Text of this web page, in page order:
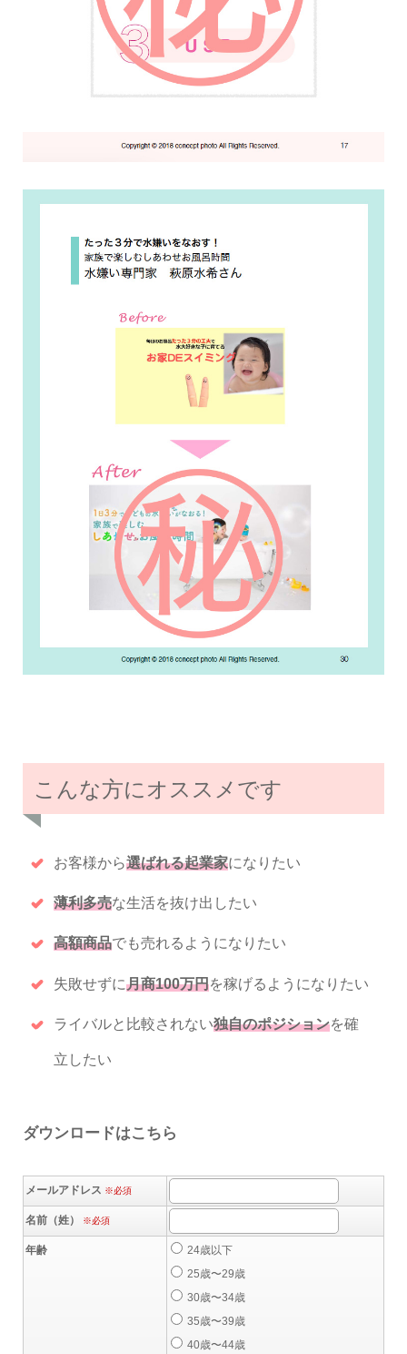
こんな方にオススメです
お客様から選ばれる起業家になりたい
薄利多売な生活を抜け出したい
高額商品でも売れるようになりたい
失敗せずに月商100万円を稼げるようになりたい
ライバルと比較されない独自のポジションを確
立したい
ダウンロードはこちら
メールアドレス ※必須
名前（姓） ※必須
年齢
24歳以下
25歳〜29歳
30歳〜34歳
35歳〜39歳
40歳〜44歳